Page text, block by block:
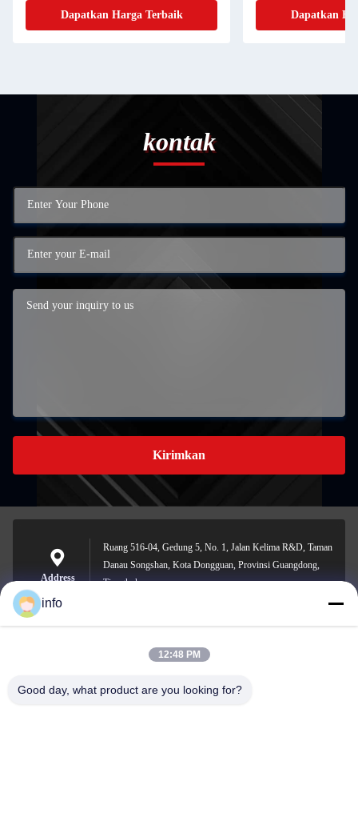
Dapatkan Harga Terbaik Dapatkan
kontak
Kirimkan
Address
Ruang 516-04, Gedung 5, No. 1, Jalan Kelima R&D, Taman
Danau Songshan, Kota Dongguan, Provinsi Guangdong,
Tiongkok
info@gdpowerplus.com
info
12:48 PM
Good day, what product are you looking for?